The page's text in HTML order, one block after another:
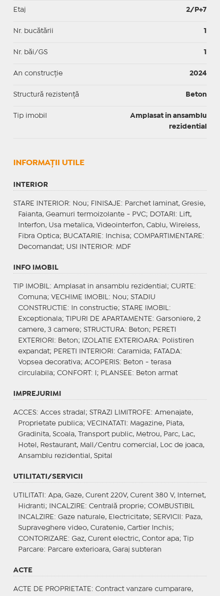
Etaj 2/P+7
Nr. bucătării 1
Nr. băi/GS 1
An construcție 2024
Structură rezistență Beton
Tip imobil
Amplasat in ansamblu
rezidential
INFORMAŢII UTILE
INTERIOR
STARE INTERIOR: Nou; FINISAJE : Parchet laminat, Gresie,
Faianta, Geamuri termoizolante - PVC;
DOTARI : Lift,
Interfon, Usa metalica, Videointerfon, Cablu, Wireless,
Fibra Optica; BUCATARIE : Inchisa; COMPARTIMENTARE :
Decomandat; USI INTERIOR: MDF
INFO IMOBIL
TIP IMOBIL : Amplasat in ansamblu rezidential; CURTE :
Comuna; VECHIME IMOBIL : Nou; STADIU
CONSTRUCTIE : In constructie; STARE IMOBIL :
Exceptionala;
TIPURI DE APARTAMENTE : Garsoniere, 2
camere, 3 camere; STRUCTURA: Beton; PERETI
EXTERIORI : Beton; IZOLATIE EXTERIOARA: Polistiren
expandat; PERETI INTERIORI : Caramida; FATADA:
Vopsea decorativa; ACOPERIS: Beton - terasa
circulabila; CONFORT : I; PLANSEE : Beton armat
IMPREJURIMI
ACCES: Acces stradal; STRAZI LIMITROFE : Amenajate,
Proprietate publica; VECINATATI : Magazine, Piata,
Gradinita, Scoala, Transport public, Metrou, Parc, Lac,
Hotel, Restaurant, Mall/Centru comercial, Loc de joaca,
Ansamblu rezidential, Spital
UTILITATI/SERVICII
UTILITATI : Apa, Gaze, Curent 220V, Curent 380 V, Internet,
Hidranti;
INCALZIRE : Centrală proprie; COMBUSTIBIL
INCALZIRE : Gaze naturale, Electricitate; SERVICII : Paza,
Supraveghere video, Curatenie, Cartier Inchis;
CONTORIZARE : Gaz, Curent electric, Contor apa;
Tip
Parcare: Parcare exterioara, Garaj subteran
ACTE
ACTE DE PROPRIETATE : Contract vanzare cumparare,